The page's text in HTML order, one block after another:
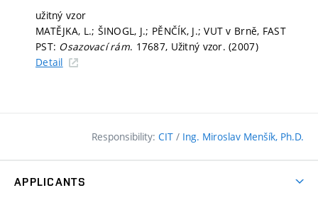
užitný vzor
MATĚJKA, L.; ŠINOGL, J.; PĚNČÍK, J.; VUT v Brně, FAST
PST: Osazovací rám. 17687, Užitný vzor. (2007)
Detail
Responsibility: CIT / Ing. Miroslav Menšík, Ph.D.
APPLICANTS